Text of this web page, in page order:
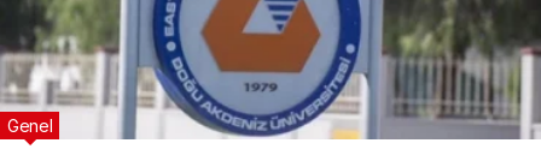
Genel